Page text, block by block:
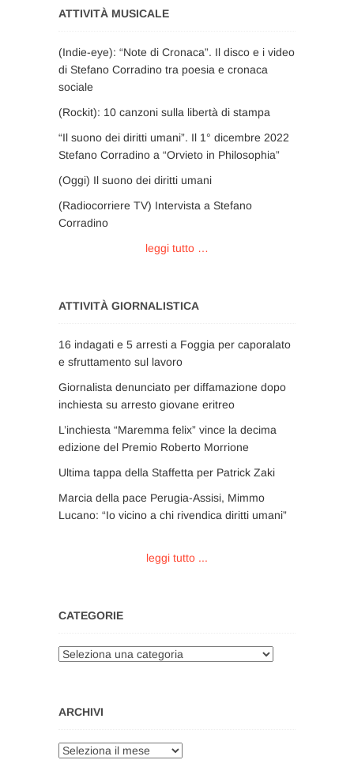
ATTIVITÀ MUSICALE
(Indie-eye): “Note di Cronaca”. Il disco e i video
di Stefano Corradino tra poesia e cronaca
sociale
(Rockit): 10 canzoni sulla libertà di stampa
“Il suono dei diritti umani”. Il 1° dicembre 2022
Stefano Corradino a “Orvieto in Philosophia”
(Oggi) Il suono dei diritti umani
(Radiocorriere TV) Intervista a Stefano
Corradino
leggi tutto …
ATTIVITÀ GIORNALISTICA
16 indagati e 5 arresti a Foggia per caporalato
e sfruttamento sul lavoro
Giornalista denunciato per diffamazione dopo
inchiesta su arresto giovane eritreo
L’inchiesta “Maremma felix” vince la decima
edizione del Premio Roberto Morrione
Ultima tappa della Staffetta per Patrick Zaki
Marcia della pace Perugia-Assisi, Mimmo
Lucano: “Io vicino a chi rivendica diritti umani”
leggi tutto ...
CATEGORIE
Categorie
ARCHIVI
Archivi